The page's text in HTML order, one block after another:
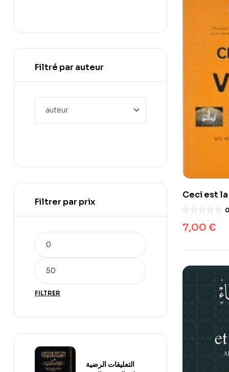
Ceci est
sciences
0
7,00 €
Filtré par auteur
Filtrer par prix
FILTRER
التعليقات الرضية